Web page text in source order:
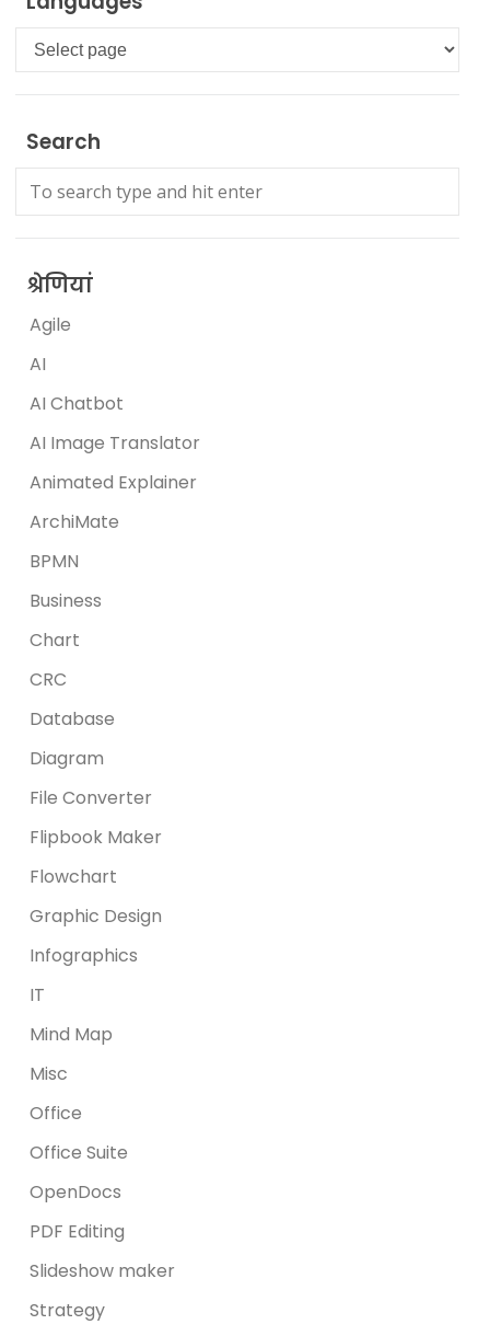
Languages
Search
श्रेणियां
Agile
AI
AI Chatbot
AI Image Translator
Animated Explainer
ArchiMate
BPMN
Business
Chart
CRC
Database
Diagram
File Converter
Flipbook Maker
Flowchart
Graphic Design
Infographics
IT
Mind Map
Misc
Office
Office Suite
OpenDocs
PDF Editing
Slideshow maker
Strategy